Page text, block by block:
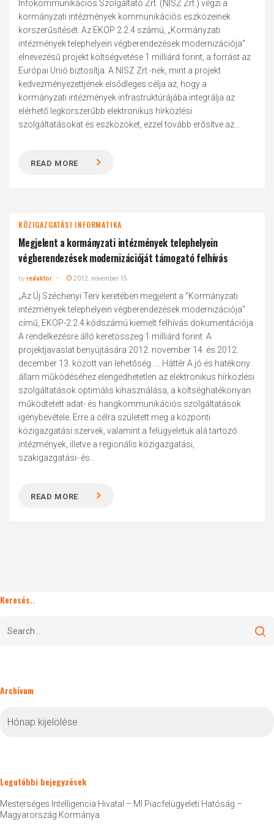
Infokommunikációs Szolgáltató Zrt. (NISZ Zrt.) végzi a
kormányzati intézmények kommunikációs eszközeinek
korszerűsítését. Az EKOP 2.2.4 számú, „Kormányzati
intézmények telephelyein végberendezések modernizációja”
elnevezésű projekt költségvetése 1 milliárd forint, a forrást az
Európai Unió biztosítja. A NISZ Zrt.-nek, mint a projekt
kedvezményezettjének elsődleges célja az, hogy a
kormányzati intézmények infrastruktúrájába integrálja az
elérhető legkorszerűbb elektronikus hírközlési
szolgáltatásokat és eszközöket, ezzel tovább erősítve az...
READ MORE
KÖZIGAZGATÁSI INFORMATIKA
Megjelent a kormányzati intézmények telephelyein
végberendezések modernizációját támogató felhívás
byredaktor 2012. november 15.
„Az Új Széchenyi Terv keretében megjelent a ”Kormányzati
intézmények telephelyein végberendezések modernizációja”
című, EKOP-2.2.4 kódszámú kiemelt felhívás dokumentációja.
A rendelkezésre álló keretösszeg 1 milliárd forint. A
projektjavaslat benyújtására 2012. november 14. és 2012.
december 13. között van lehetőség. ... Háttér A jó és hatékony
állam működéséhez elengedhetetlen az elektronikus hírközlési
szolgáltatások optimális kihasználása, a költséghatékonyan
működtetett adat- és hangkommunikációs szolgáltatások
igénybevétele. Erre a célra született meg a központi
közigazgatási szervek, valamint a felügyeletük alá tartozó
intézmények, illetve a regionális közigazgatási,
szakigazgatási- és...
READ MORE
Keresés..
Archívum
Legutóbbi bejegyzések
Mesterséges Intelligencia Hivatal – MI Piacfelügyeleti Hatóság –
Magyarország Kormánya